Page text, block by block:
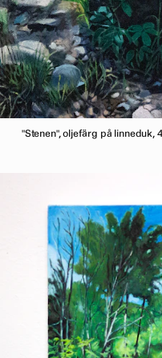
"Stenen", oljefärg på linneduk,